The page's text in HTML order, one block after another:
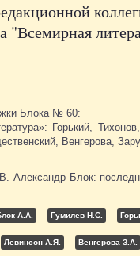
"Всемирная
Блока № 60:
Горький,
Венгерова,
Александр Блок:
А.А. Гумилев Н.С.
Левинсон А.Я. Венгерова З.А.